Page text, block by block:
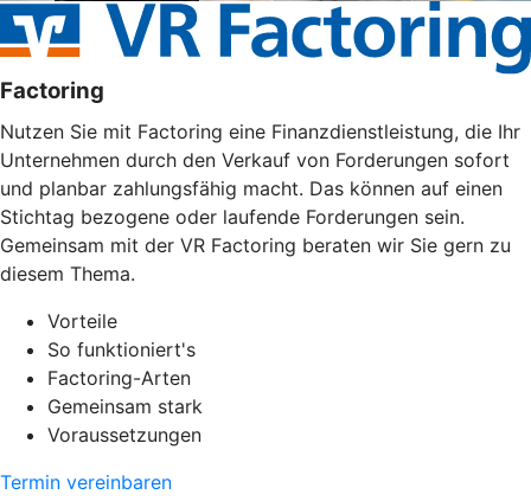
Factoring
Nutzen Sie mit Factoring eine Finanzdienstleistung, die Ihr
Unternehmen durch den Verkauf von Forderungen sofort
und planbar zahlungsfähig macht. Das können auf einen
Stichtag bezogene oder laufende Forderungen sein.
Gemeinsam mit der VR Factoring beraten wir Sie gern zu
diesem Thema.
Vorteile
So funktioniert's
Factoring-Arten
Gemeinsam stark
Voraussetzungen
Termin vereinbaren